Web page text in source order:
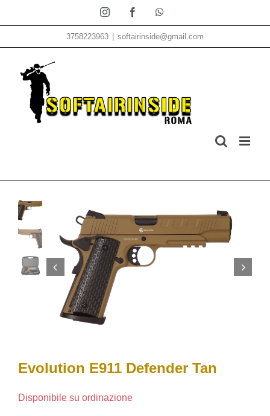
al
contenuto
InstagramFacebook
3758223963 softairinside@gmail.com
Evolution E911 Defender Tan
Disponibile su ordinazione